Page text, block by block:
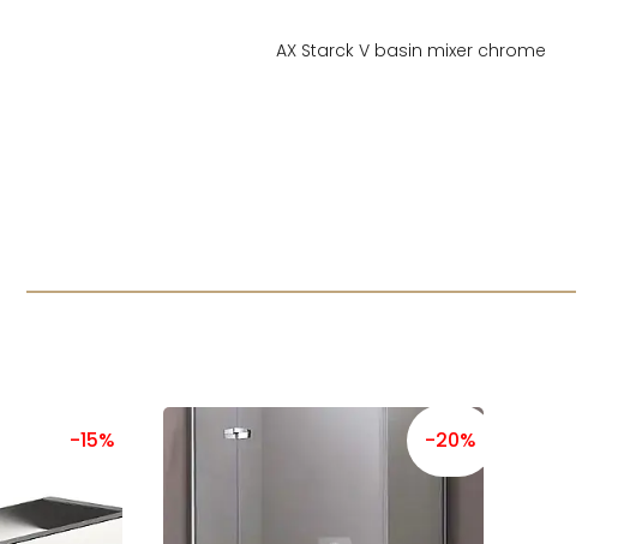
AX Starck V basin mixer chrome
-15% -20%